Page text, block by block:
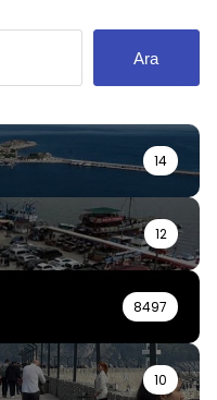
Ara
14
12
8497
10